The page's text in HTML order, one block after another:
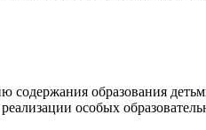
содержания образования
особых